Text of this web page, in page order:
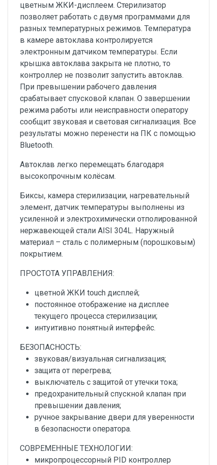
цветным ЖКИ-дисплеем. Стерилизатор
позволяет работать с двумя программами для
разных температурных режимов. Температура
в камере автоклава контролируется
электронным датчиком температуры. Если
крышка автоклава закрыта не плотно, то
контроллер не позволит запустить автоклав.
При превышении рабочего давления
срабатывает спусковой клапан. О завершении
режима работы или неисправности оператору
сообщит звуковая и световая сигнализация. Все
результаты можно перенести на ПК с помощью
Bluetooth.
Автоклав легко перемещать благодаря
высокопрочным колёсам.
Биксы, камера стерилизации, нагревательный
элемент, датчик температуры выполнены из
усиленной и электрохимически отполированной
нержавеющей стали AISI 304L. Наружный
материал – сталь с полимерным (порошковым)
покрытием.
ПРОСТОТА УПРАВЛЕНИЯ:
цветной ЖКИ touch дисплей;
постоянное отображение на дисплее
текущего процесса стерилизации;
интуитивно понятный интерфейс.
БЕЗОПАСНОСТЬ:
звуковая/визуальная сигнализация;
защита от перегрева;
выключатель с защитой от утечки тока;
предохранительный спускной клапан при
превышении давления;
ручное закрывание двери для уверенности
в безопасности оператора.
СОВРЕМЕННЫЕ ТЕХНОЛОГИИ:
микропроцессорный PID контроллер